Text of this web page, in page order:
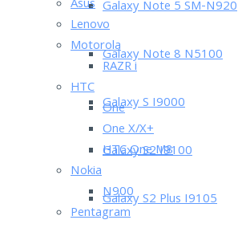
Galaxy Note 5 SM-N920
Galaxy Note 8 N5100
Galaxy S I9000
Galaxy S2 I9100
Galaxy S2 Plus I9105
Asus
Lenovo
Motorola
RAZR i
HTC
One
One X/X+
HTC One M8
Nokia
N900
Pentagram